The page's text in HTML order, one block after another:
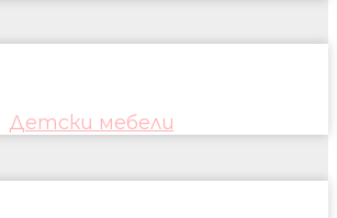
Детски мебели